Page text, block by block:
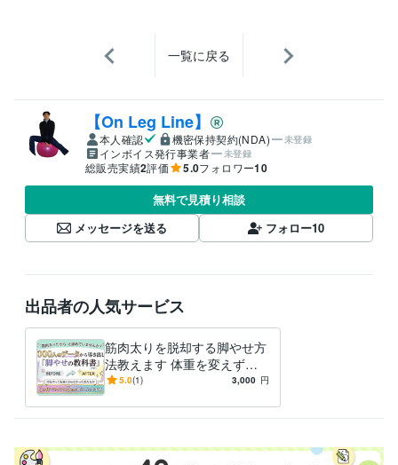
一覧に戻る
【On Leg Line】
本人確認 機密保持契約(NDA) 未登録
インボイス発行事業者 未登録
総販売実績2評価 5.0フォロワー10
無料で見積り相談
メッセージを送る
フォロー10
出品者の人気サービス
筋肉太りを脱却する脚やせ方
法教えます 体重を変えずに
太ももだけをマイナス５ｃｍ
5.0(1) 3,000 円